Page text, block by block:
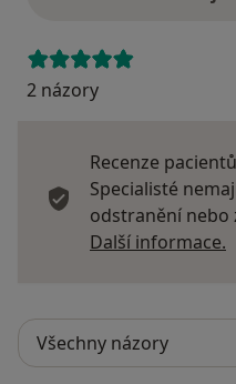
2 názory
Recenze
Specialisté
odstranění nebo
Další informace.